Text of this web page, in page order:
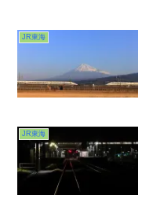
JR東海
JR東海